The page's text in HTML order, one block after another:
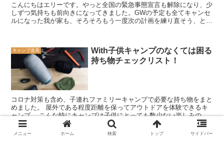
こんにちはエリーです。やっと全国の緊急事態宣言も解除になり、少
しずつ気持ちも前向きになってきました。GWの予定も全てキャンセ
ルになった我が家も、そろそろもう一度次の計画を練り直そう、とい
キャンプ道具
With子供キャンプのなくては困る
持ち物チェックリスト！
コロナ対策も含め、子連れファミリーキャンプで必要な持ち物をまと
めました。 屋外である程度距離を保ってアウトドアを体験できるキ
ャンプ。 こんな時にキャンプは子供にとっても数少ない楽しみの一
つです。 近年のキャンプブームも相まって週末は空きが少なく、過
密状態ですので・・・改めて必要なものを集めてみました。
メニュー ホーム 検索 トップ サイドバー